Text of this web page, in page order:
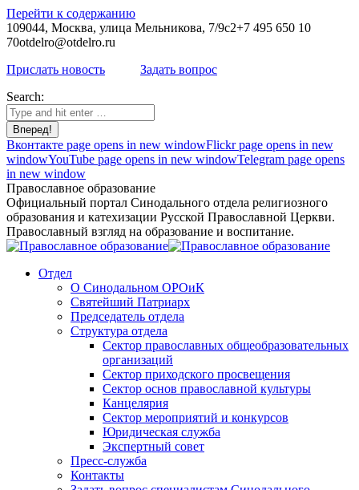
Перейти к содержанию
109044, Москва, улица Мельникова, 7/9с2+7 495 650 10
70otdelro@otdelro.ru
Прислать новость
Задать вопрос
Search:
Вконтакте page opens in new windowFlickr page opens in new
windowYouTube page opens in new windowTelegram page opens
in new window
Православное образование
Официальный портал Синодального отдела религиозного
образования и катехизации Русской Православной Церкви.
Православный взгляд на образование и воспитание.
Отдел
О Синодальном ОРОиК
Святейший Патриарх
Председатель отдела
Структура отдела
Сектор православных общеобразовательных
организаций
Сектор приходского просвещения
Сектор основ православной культуры
Канцелярия
Сектор мероприятий и конкурсов
Юридическая служба
Экспертный совет
Пресс-служба
Контакты